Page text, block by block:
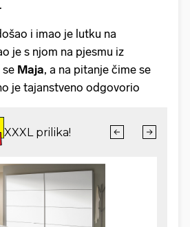
i imao je lutku na
je s njom na pjesmu iz
Maja, a na pitanje čime se
je tajanstveno odgovorio